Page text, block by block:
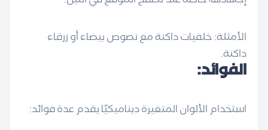
الأمثلة: خلفيات داكنة مع نصوص بيضاء أو زرقاء
داكنة.
الفوائد:
استخدام الألوان المتغيرة ديناميكيًا يقدم عدة فوائد: